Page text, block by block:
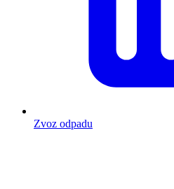
Zvoz odpadu